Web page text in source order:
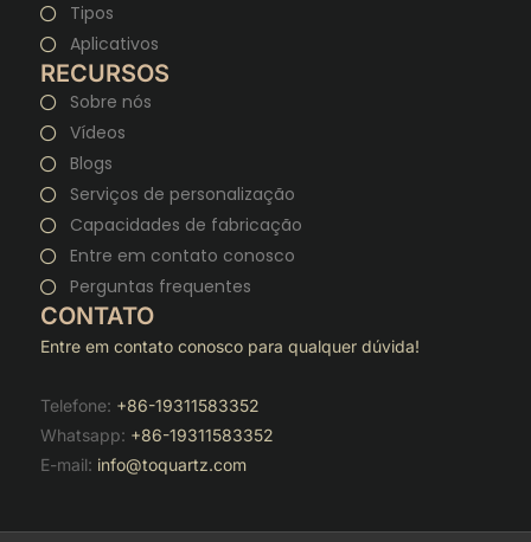
Tipos
Aplicativos
RECURSOS
Sobre nós
Vídeos
Blogs
Serviços de personalização
Capacidades de fabricação
Entre em contato conosco
Perguntas frequentes
CONTATO
Entre em contato conosco para qualquer dúvida!
Telefone: +86-19311583352
Whatsapp: +86-19311583352
E-mail: info@toquartz.com